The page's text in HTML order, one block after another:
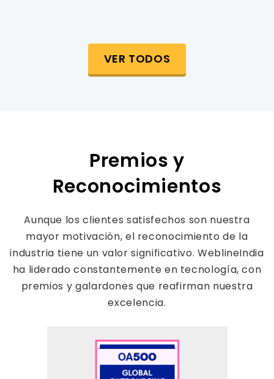
VER TODOS
Premios y
Reconocimientos
Aunque los clientes satisfechos son nuestra
mayor motivación, el reconocimiento de la
industria tiene un valor significativo. WeblineIndia
ha liderado constantemente en tecnología, con
premios y galardones que reafirman nuestra
excelencia.